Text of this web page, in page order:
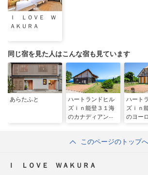
Ｉ ＬＯＶＥ Ｗ
ＡＫＵＲＡ
同じ宿を見た人はこんな宿も見ています
あらたふと
ハートランドヒル
ズｉｎ能登３１海
のカナディアンハ
ハート
ズｉｎ
のヨー
このページのトップへ
Ｉ ＬＯＶＥ ＷＡＫＵＲＡ